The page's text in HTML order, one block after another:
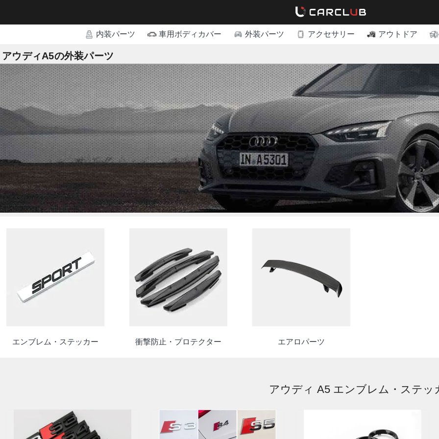
内装パーツ 車用ボディカバー 外装パーツ アクセサリー アウトドア
アウディA5の外装パーツ
エンブレム・ステッカー 衝撃防止・プロテクター エアロパーツ
アウディ A5 エンブレム・ステッ